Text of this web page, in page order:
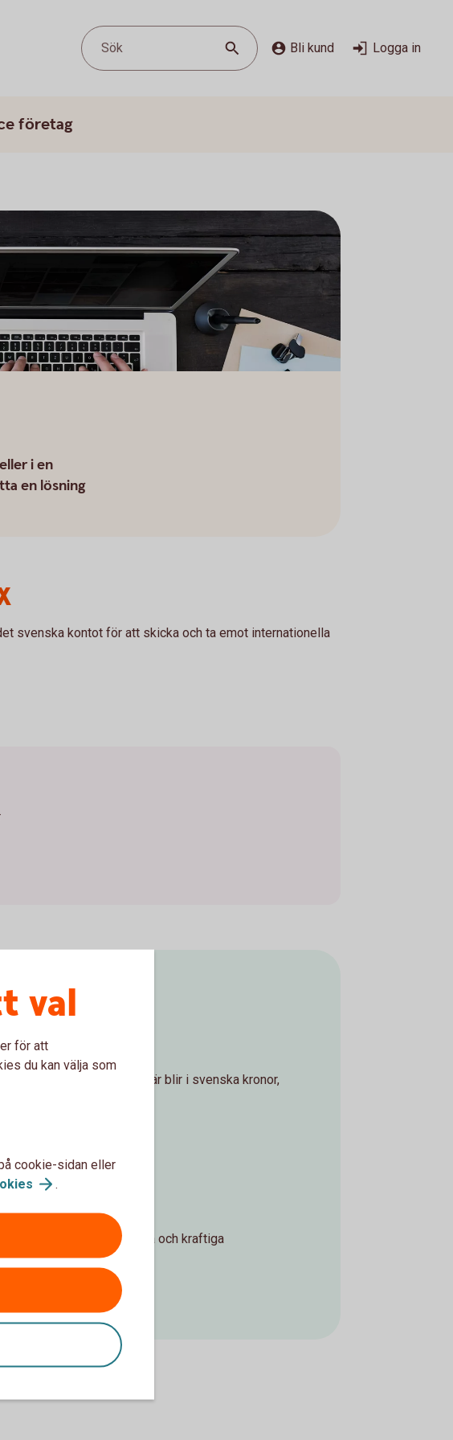
Sök Bli kund Logga in
företag
i en
en lösning
svenska kontot för att skicka och ta emot internationella
det exakta utfallet av en affär blir i svenska kronor,
försäkrar dig mot snabba och kraftiga
val
för att
du kan välja som
cookie-sidan eller
.